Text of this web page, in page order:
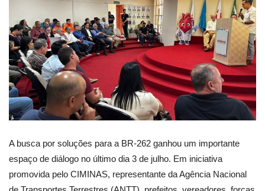
A busca por soluções para a BR-262 ganhou um importante
espaço de diálogo no último dia 3 de julho. Em iniciativa
promovida pelo CIMINAS, representante da Agência Nacional